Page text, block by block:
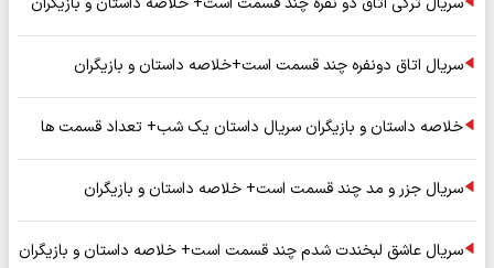
سریال اتاق دونفره چند قسمت است+خلاصه داستان و بازیگران
خلاصه داستان و بازیگران سریال داستان یک شب+ تعداد قسمت ها
سریال جزر و مد چند قسمت است+ خلاصه داستان و بازیگران
سریال عاشق لبخندت شدم چند قسمت است+ خلاصه داستان و بازیگران